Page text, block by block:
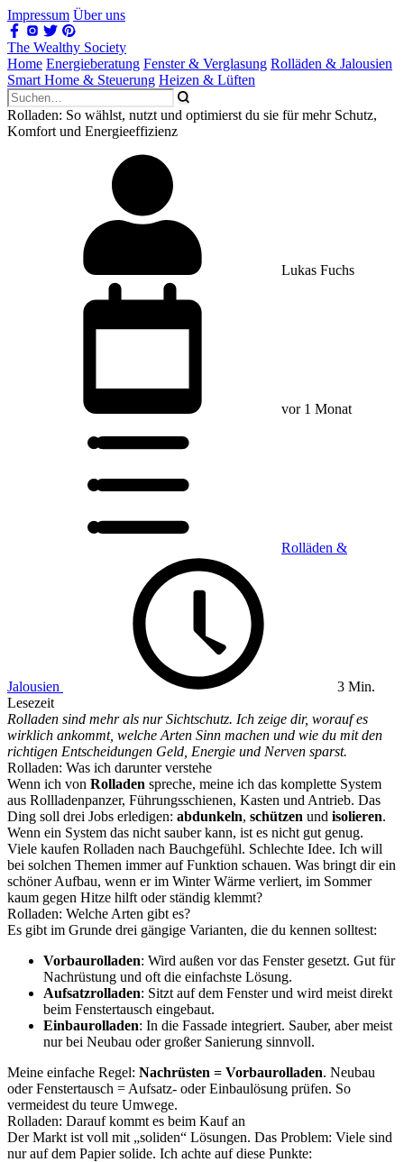
Impressum Über uns
The Wealthy Society
Home Energieberatung Fenster & Verglasung Rolläden & Jalousien
Smart Home & Steuerung Heizen & Lüften
Rolladen: So wählst, nutzt und optimierst du sie für mehr Schutz,
Komfort und Energieeffizienz
Lukas Fuchs
vor 1 Monat
Rolläden &
Jalousien
3 Min.
Lesezeit
Rolladen sind mehr als nur Sichtschutz. Ich zeige dir, worauf es
wirklich ankommt, welche Arten Sinn machen und wie du mit den
richtigen Entscheidungen Geld, Energie und Nerven sparst.
Rolladen: Was ich darunter verstehe
Wenn ich von Rolladen spreche, meine ich das komplette System
aus Rollladenpanzer, Führungsschienen, Kasten und Antrieb. Das
Ding soll drei Jobs erledigen: abdunkeln, schützen und isolieren.
Wenn ein System das nicht sauber kann, ist es nicht gut genug.
Viele kaufen Rolladen nach Bauchgefühl. Schlechte Idee. Ich will
bei solchen Themen immer auf Funktion schauen. Was bringt dir ein
schöner Aufbau, wenn er im Winter Wärme verliert, im Sommer
kaum gegen Hitze hilft oder ständig klemmt?
Rolladen: Welche Arten gibt es?
Es gibt im Grunde drei gängige Varianten, die du kennen solltest:
Vorbaurolladen: Wird außen vor das Fenster gesetzt. Gut für
Nachrüstung und oft die einfachste Lösung.
Aufsatzrolladen: Sitzt auf dem Fenster und wird meist direkt
beim Fenstertausch eingebaut.
Einbaurolladen: In die Fassade integriert. Sauber, aber meist
nur bei Neubau oder großer Sanierung sinnvoll.
Meine einfache Regel: Nachrüsten = Vorbaurolladen. Neubau
oder Fenstertausch = Aufsatz- oder Einbaulösung prüfen. So
vermeidest du teure Umwege.
Rolladen: Darauf kommt es beim Kauf an
Der Markt ist voll mit „soliden“ Lösungen. Das Problem: Viele sind
nur auf dem Papier solide. Ich achte auf diese Punkte: